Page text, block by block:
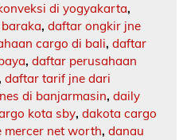
di yogyakarta,
, daftar ongkir jne
cargo di bali, daftar
, daftar perusahaan
daftar tarif jne dari
di banjarmasin, daily
kota sby, dakota cargo
mercer net worth, danau